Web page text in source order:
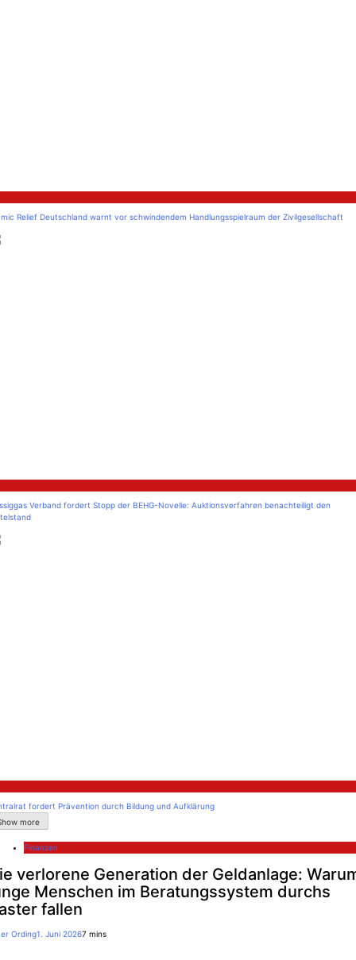
Relief Deutschland warnt vor schwindendem Handlungsspielraum der Zivilgesellschaft
Verband fordert Stopp der BEHG-Novelle: Auktionsverfahren benachteiligt den
fordert Prävention durch Bildung und Aufklärung
more
Finanzen
verlorene Generation der Geldanlage:
Menschen im Beratungssystem durchs
fallen
Ording1. Juni 20267 mins